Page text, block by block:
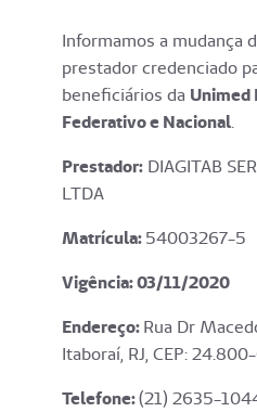
Informamos a mudança
prestador credenciado
beneficiários da Unimed
Federativo e Nacional.
Prestador: DIAGITAB
LTDA
Matrícula:54003267-5
Vigência: 03/11/2020
Endereço:Rua Dr
Itaboraí, RJ, CEP:
Telefone:(21) 2635-